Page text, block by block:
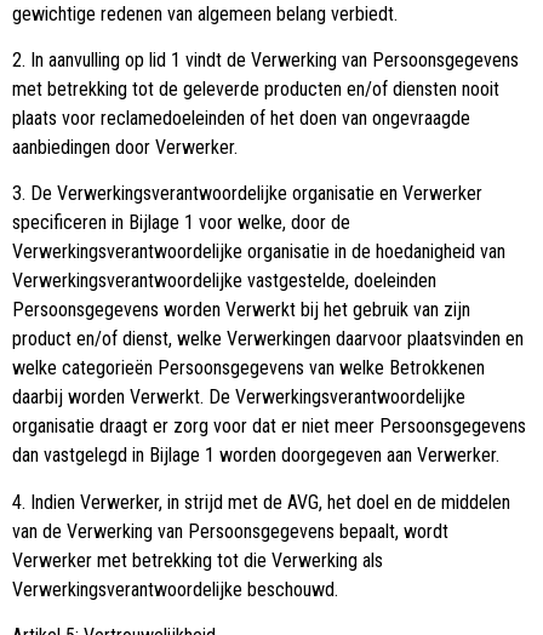
gewichtige redenen van algemeen belang verbiedt.
2. In aanvulling op lid 1 vindt de Verwerking van Persoonsgegevens
met betrekking tot de geleverde producten en/of diensten nooit
plaats voor reclamedoeleinden of het doen van ongevraagde
aanbiedingen door Verwerker.
3. De Verwerkingsverantwoordelijke organisatie en Verwerker
specificeren in Bijlage 1 voor welke, door de
Verwerkingsverantwoordelijke organisatie in de hoedanigheid van
Verwerkingsverantwoordelijke vastgestelde, doeleinden
Persoonsgegevens worden Verwerkt bij het gebruik van zijn
product en/of dienst, welke Verwerkingen daarvoor plaatsvinden en
welke categorieën Persoonsgegevens van welke Betrokkenen
daarbij worden Verwerkt. De Verwerkingsverantwoordelijke
organisatie draagt er zorg voor dat er niet meer Persoonsgegevens
dan vastgelegd in Bijlage 1 worden doorgegeven aan Verwerker.
4. Indien Verwerker, in strijd met de AVG, het doel en de middelen
van de Verwerking van Persoonsgegevens bepaalt, wordt
Verwerker met betrekking tot die Verwerking als
Verwerkingsverantwoordelijke beschouwd.